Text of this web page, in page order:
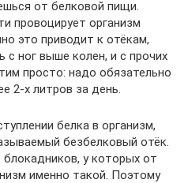
от белковой пищи.
провоцирует организм
это приводит к отёкам,
с ног выше колен, и с прочих
просто: надо обязательно
2-х литров за день.
белка в организм,
безбелковый отёк.
у которых от
именно такой. Поэтому